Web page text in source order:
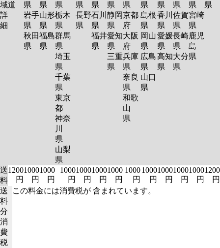
域
詳
細
道 県
岩手
県
秋田
県
県
山形
県
福島
県
県
栃木
県
群馬
県
埼玉
県
千葉
県
東京
都
神奈
川
県
山梨
県
県
長野
県
県
石川
県
福井
県
県
静岡
県
愛知
県
三重
県
県
京都
府
大阪
府
兵庫
県
奈良
県
和歌
山
県
県
島根
県
岡山
県
広島
県
山口
県
県
香川
県
愛媛
県
高知
県
県
佐賀
県
長崎
県
大分
県
県
宮崎
県
鹿児
島
県
県
送
料
1200
円
1000
円
1000
円
1000
円
1000
円
1000
円
1000
円
1000
円
1000
円
1000
円
1000
円
1000
円
1200
円
送
料
分
消
費
税
この料金には消費税が 含まれています。